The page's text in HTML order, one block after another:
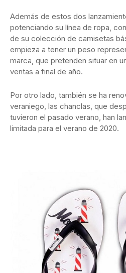
Además de estos dos
potenciando su línea de ropa,
de su colección de camisetas
empieza a tener un peso
marca, que pretenden situar en
ventas a final de año.
Por otro lado, también se ha
veraniego, las chanclas, que
tuvieron el pasado verano, han
limitada para el verano de 2020.